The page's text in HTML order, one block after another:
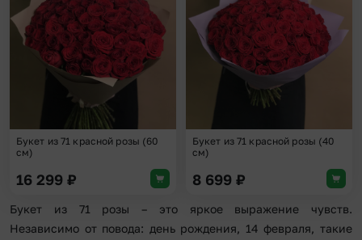
Букет из 71 красной розы (60
см)
16 299 ₽
Букет из 71 красной розы (40
см)
8 699 ₽
Букет из 71 розы – это яркое выражение чувств.
Независимо от повода: день рождения, 14 февраля, такие